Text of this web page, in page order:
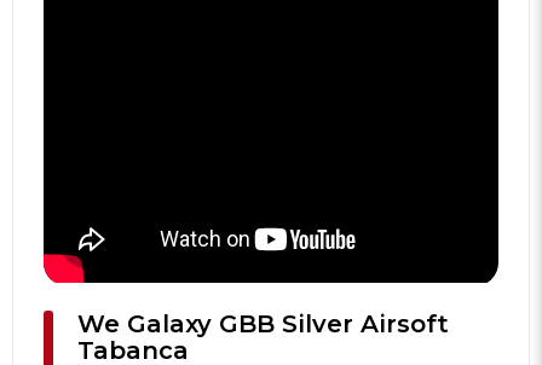
We Galaxy GBB Silver Airsoft
Tabanca